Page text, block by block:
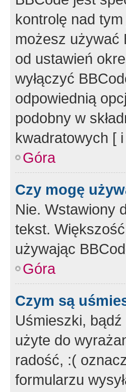
kontrolę nad
możesz używać
od ustawień
wyłączyć
odpowiednią
podobny w
kwadratowych [
Góra
Czy mogę
Nie. Wstawiony
tekst.
używając
Góra
Czym są
Uśmieszki,
użyte do
radość, :(
formularzu